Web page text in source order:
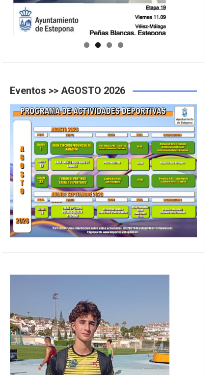
GUIA DE INSTALACIONES DEPORTIVAS
Eventos >> AGOSTO 2026